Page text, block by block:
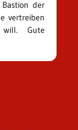
der
vertreiben
will. Gute